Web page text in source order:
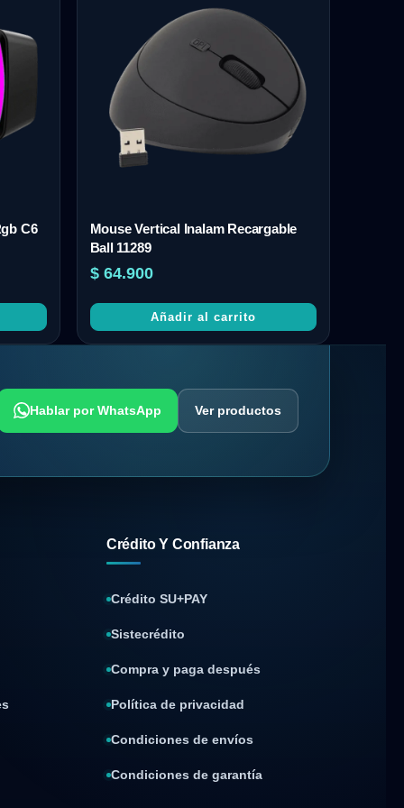
C6
Mouse Vertical Inalam Recargable
Ball 11289
$64.900
Añadir al carrito
Hablar por WhatsApp Ver productos
Crédito Y Confianza
Crédito SU+PAY
Sistecrédito
Compra y paga después
Política de privacidad
Condiciones de envíos
Condiciones de garantía